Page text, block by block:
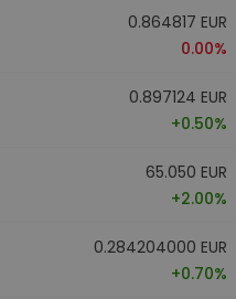
0.864817 EUR
0.00%
0.897124 EUR
+0.50%
65.050 EUR
+2.00%
0.284204000 EUR
+0.70%